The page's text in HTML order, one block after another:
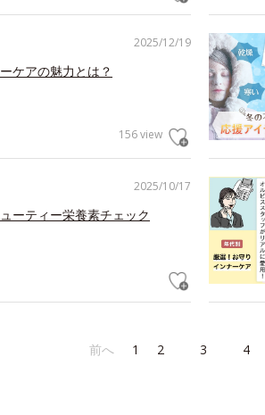
2025/12/19
ケアの魅力とは？
156 view
2025/10/17
ーティー栄養素チェック
前へ 1 2 3 4